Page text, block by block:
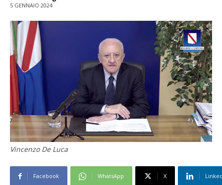
5 GENNAIO 2024
Vincenzo De Luca
Facebook WhatsApp X